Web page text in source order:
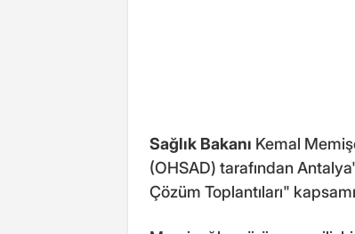
Sağlık Bakanı Kemal
(OHSAD) tarafından
Çözüm Toplantıları"